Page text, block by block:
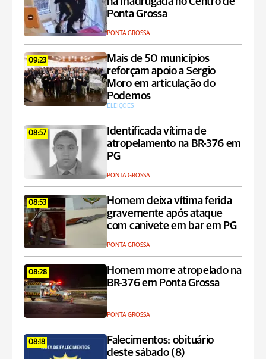
Ponta Grossa
PONTA GROSSA
09:23
Mais de 50 municípios
reforçam apoio a Sergio
Moro em articulação do
Podemos
ELEIÇÕES
08:57
Identificada vítima de
atropelamento na BR-376 em
PG
PONTA GROSSA
08:53
Homem deixa vítima ferida
gravemente após ataque
com canivete em bar em PG
PONTA GROSSA
08:28
Homem morre atropelado na
BR-376 em Ponta Grossa
PONTA GROSSA
08:18
Falecimentos: obituário
deste sábado (8)